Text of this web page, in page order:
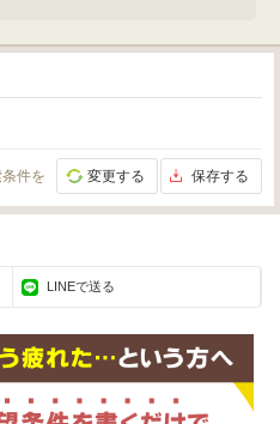
件を 変更する 保存する
LINEで送る